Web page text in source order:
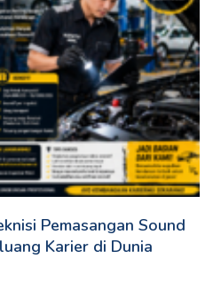
Pemasangan Sound
Karier di Dunia